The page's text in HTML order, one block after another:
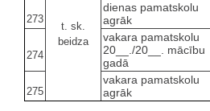
t. sk.
beidza
273
dienas pamatskolu
agrāk
274
vakara pamatskolu
20__./20__. mācību
gadā
275
vakara pamatskolu
agrāk